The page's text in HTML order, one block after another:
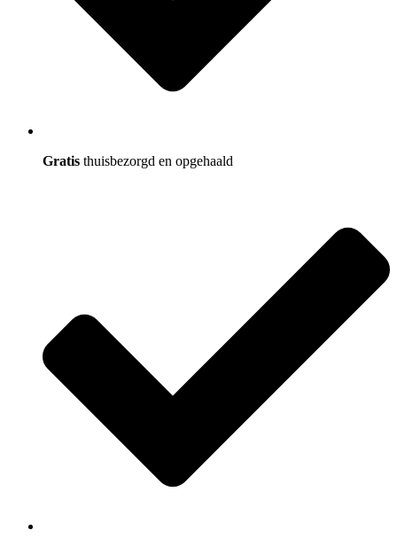
Gratis thuisbezorgd en opgehaald